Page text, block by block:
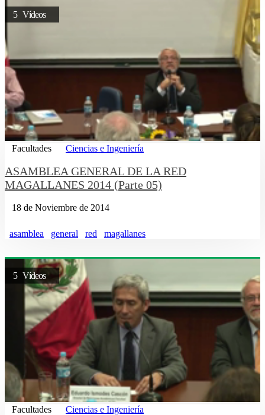
5 Vídeos
Facultades Ciencias e Ingeniería
ASAMBLEA GENERAL DE LA RED
MAGALLANES 2014 (Parte 05)
18 de Noviembre de 2014
asamblea general red magallanes
5 Vídeos
Facultades Ciencias e Ingeniería